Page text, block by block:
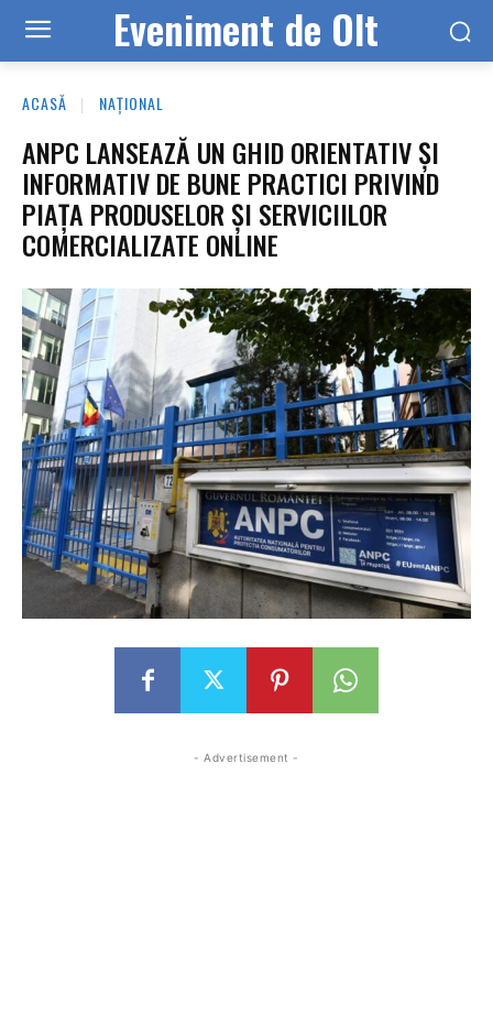
Eveniment de Olt
ACASĂ NAȚIONAL
ANPC LANSEAZĂ UN GHID ORIENTATIV ȘI
INFORMATIV DE BUNE PRACTICI PRIVIND
PIAȚA PRODUSELOR ȘI SERVICIILOR
COMERCIALIZATE ONLINE
- Advertisement -